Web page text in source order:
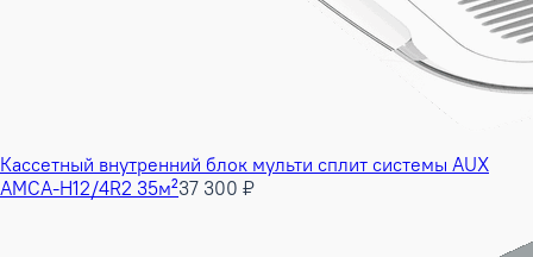
Кассетный внутренний блок мульти сплит системы AUX
AMCA-H12/4R2 35м²37 300 ₽